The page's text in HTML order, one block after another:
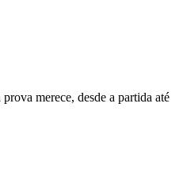
merece, desde a partida até